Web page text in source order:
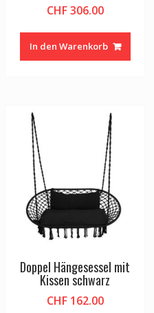
CHF306.00
In den Warenkorb
Doppel Hängesessel mit
Kissen schwarz
CHF162.00